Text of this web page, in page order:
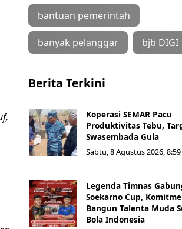
bantuan pemerintah
banyak pelanggar bjb DIGI
Berita Terkini
Koperasi SEMAR Pacu
Produktivitas Tebu,
Swasembada Gula
Sabtu, 8 Agustus 2026,
Legenda Timnas
Soekarno Cup,
Bangun Talenta Muda
Bola Indonesia